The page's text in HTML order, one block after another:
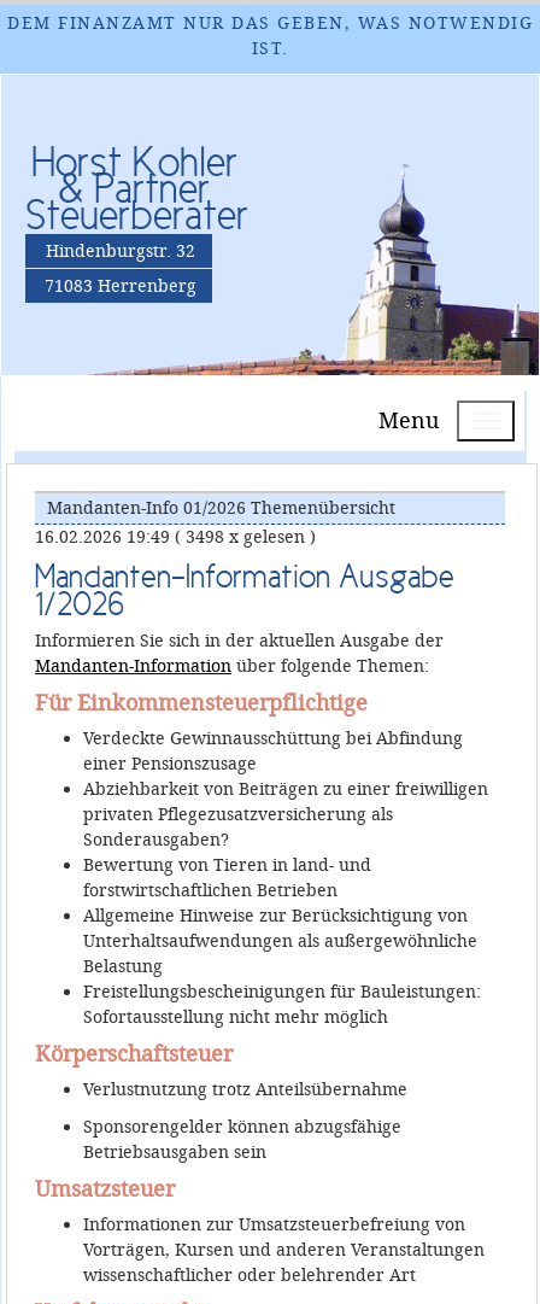
DEM FINANZAMT NUR DAS GEBEN, WAS NOTWENDIG
IST.
Horst Kohler
& Partner
Steuerberater
Hindenburgstr. 32
71083 Herrenberg
Menu
Mandanten-Info 01/2026 Themenübersicht
16.02.2026 19:49 ( 3498 x gelesen )
Mandanten-Information Ausgabe
1/2026
Informieren Sie sich in der aktuellen Ausgabe der
Mandanten-Informationüber folgende Themen:
Für Einkommensteuerpflichtige
Verdeckte Gewinnausschüttung bei Abfindung
einer Pensionszusage
Abziehbarkeit von Beiträgen zu einer freiwilligen
privaten Pflegezusatzversicherung als
Sonderausgaben?
Bewertung von Tieren in land- und
forstwirtschaftlichen Betrieben
Allgemeine Hinweise zur Berücksichtigung von
Unterhaltsaufwendungen als außergewöhnliche
Belastung
Freistellungsbescheinigungen für Bauleistungen:
Sofortausstellung nicht mehr möglich
Körperschaftsteuer
Verlustnutzung trotz Anteilsübernahme
Sponsorengelder können abzugsfähige
Betriebsausgaben sein
Umsatzsteuer
Informationen zur Umsatzsteuerbefreiung von
Vorträgen, Kursen und anderen Veranstaltungen
wissenschaftlicher oder belehrender Art